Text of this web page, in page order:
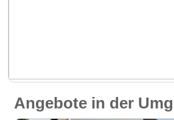
Angebote in der